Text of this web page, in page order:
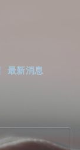
最新消息